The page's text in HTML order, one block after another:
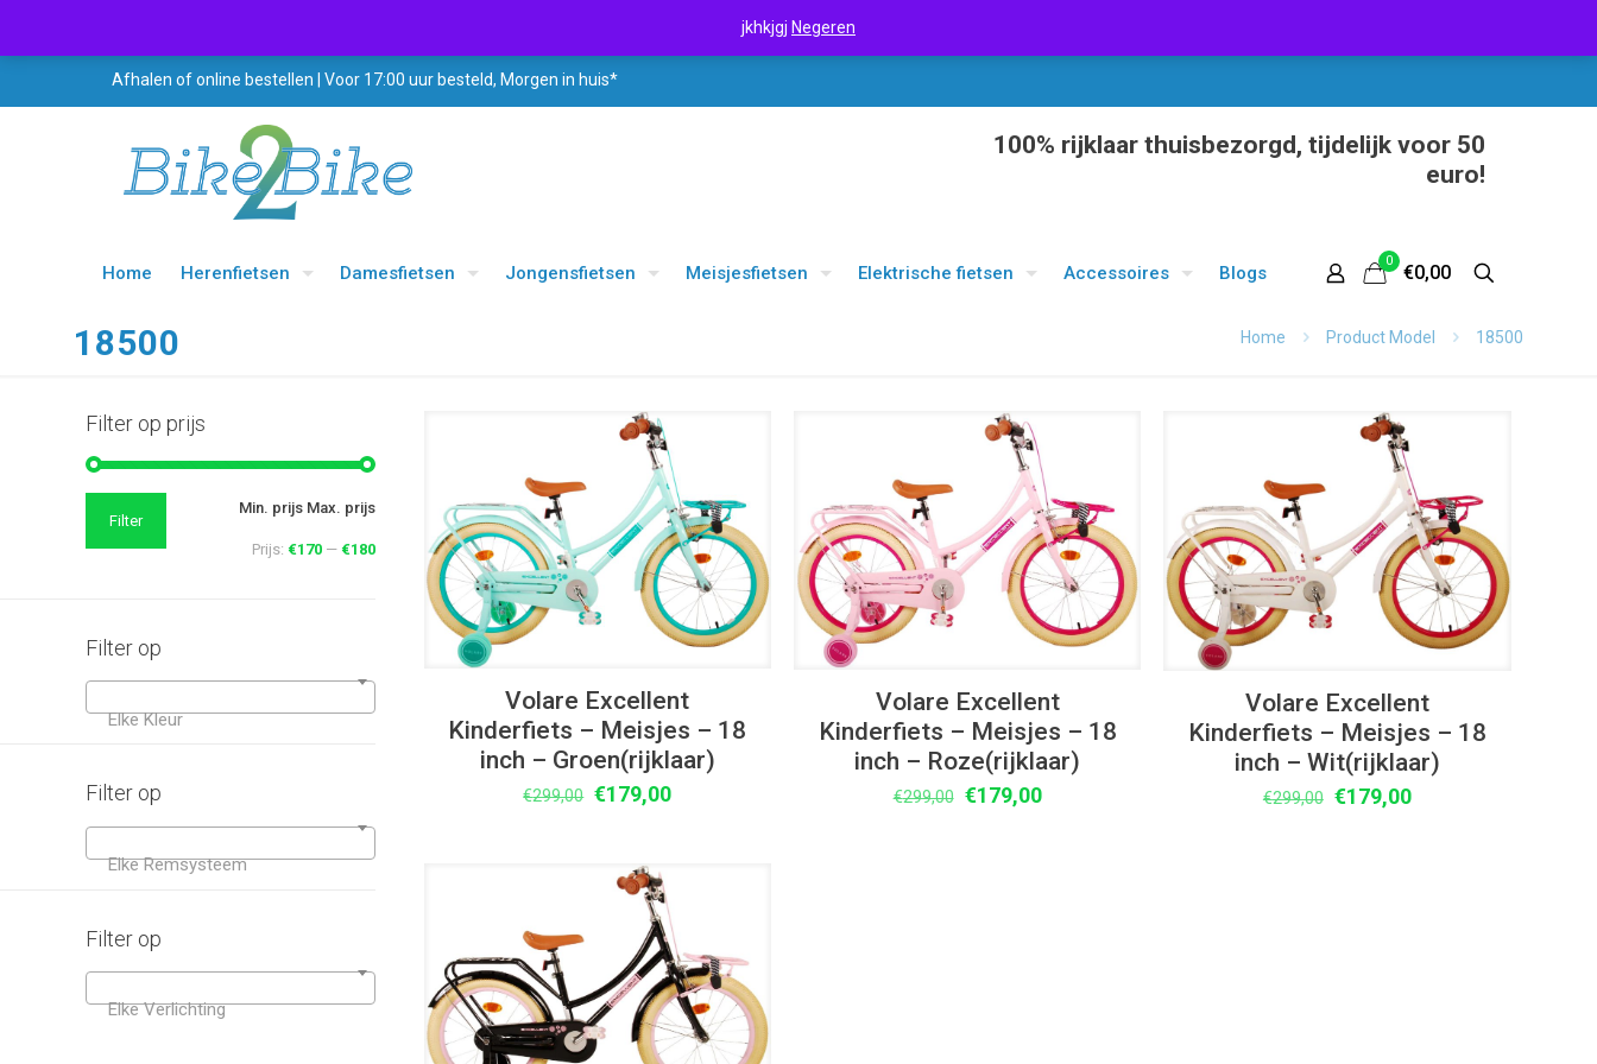
Afhalen of online bestellen | Voor 17:00 uur besteld, Morgen in huis*
Home Herenfietsen Damesfietsen Jongensfietsen Meisjesfietsen Elektrische fietsen Accessoires Blogs
100% rijklaar thuisbezorgd, tijdelijk voor 50
euro!
0
€0,00
18500 Home Product Model 18500
Volare Excellent
Kinderfiets – Meisjes – 18
inch – Groen(rijklaar)
€299,00 Oorspronkelijke
€299,00.
€179,00Huidige
Volare Excellent
Kinderfiets – Meisjes – 18
inch – Roze(rijklaar)
€299,00 Oorspronkelijke
€179,00Huidige
Volare Excellent
Kinderfiets – Meisjes – 18
inch – Wit(rijklaar)
€299,00 Oorspronkelijke
€179,00Huidige
Filter op prijs
Min. prijs Max. prijs
Filter
Prijs: €170 — €180
Filter op
Elke Kleur
Filter op
Elke Remsysteem
Filter op
Elke Verlichting
jkhkjgj Negeren